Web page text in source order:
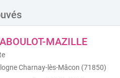
MAZILLE
Charnay-lès-Mâcon (71850)